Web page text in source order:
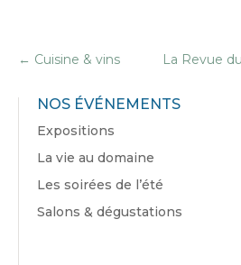
← Cuisine & vins La Revue
NOS ÉVÉNEMENTS
Expositions
La vie au domaine
Les soirées de l’été
Salons & dégustations